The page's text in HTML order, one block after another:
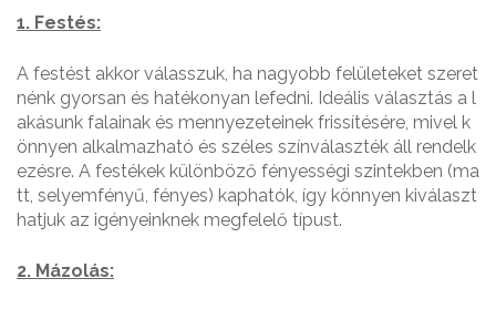
1. Festés:
A festést akkor válasszuk, ha nagyobb felületeket szeret
nénk gyorsan és hatékonyan lefedni. Ideális választás a l
akásunk falainak és mennyezeteinek frissítésére, mivel k
önnyen alkalmazható és széles színválaszték áll rendelk
ezésre. A festékek különböző fényességi szintekben (ma
tt, selyemfényű, fényes) kaphatók, így könnyen kiválaszt
hatjuk az igényeinknek megfelelő típust.
2. Mázolás: